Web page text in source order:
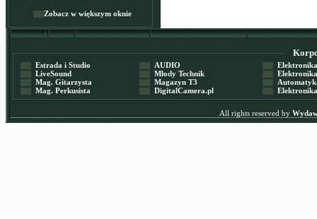
Zobacz w większym oknie
Estrada i Studio
LiveSound
Mag. Gitarzysta
Mag. Perkusista
AUDIO
Młody Technik
Magazyn T3
DigitalCamera.pl
Elektronika
Elektronika
Automatyka
Elektronika
All rights reserved by